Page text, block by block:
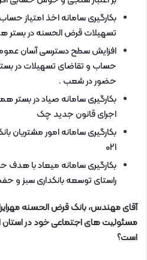
بکارگیری سامانه اخذ امتیاز
تسهیلات قرض الحسنه در بستر
افزایش سطح دسترسی آسان
حساب و تقاضای تسهیلات در
حضور در شعب .
بکارگیری سامانه صیاد در بستر
اجرای قانون جدید چک
021
بکارگیری سامانه میعاد با هدف
راستای توسعه بانکداری سبز و
مسئولیت های اجتماعی خود در استان
است؟